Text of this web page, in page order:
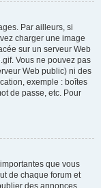
Par ailleurs, si
charger une image
sur un serveur Web
Vous ne pouvez pas
Web public) ni des
exemple : boîtes
de passe, etc. Pour
que vous
de chaque forum et
des annonces